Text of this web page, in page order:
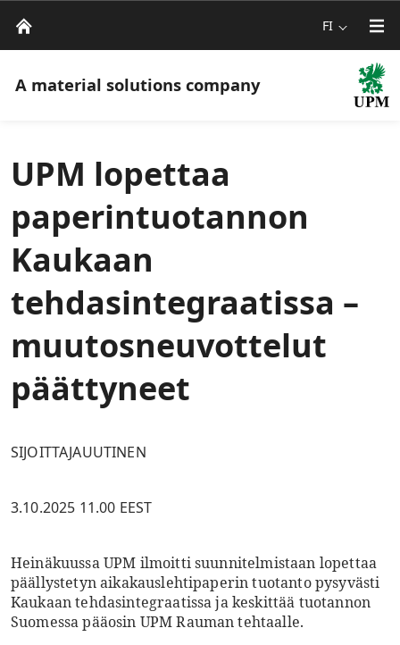
FI
A material solutions company
UPM lopettaa
paperintuotannon
Kaukaan
tehdasintegraatissa –
muutosneuvottelut
päättyneet
SIJOITTAJAUUTINEN
3.10.2025 11.00 EEST
Heinäkuussa UPM ilmoitti suunnitelmistaan lopettaa
päällystetyn aikakauslehtipaperin tuotanto pysyvästi
Kaukaan tehdasintegraatissa ja keskittää tuotannon
Suomessa pääosin UPM Rauman tehtaalle.